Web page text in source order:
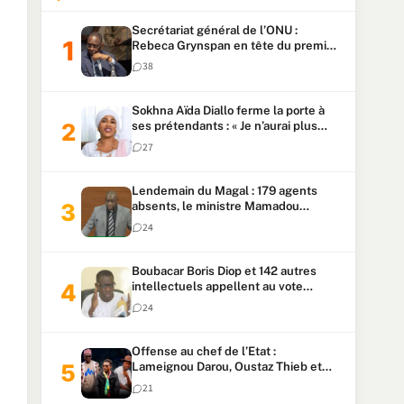
Secrétariat général de l’ONU :
Rebeca Grynspan en tête du premier
vote, Macky Sall pointe à la 5ᵉ place
38
Sokhna Aïda Diallo ferme la porte à
ses prétendants : « Je n’aurai plus
jamais un autre mari »
27
Lendemain du Magal : 179 agents
absents, le ministre Mamadou
Lamine Dianté exige des explications
24
Boubacar Boris Diop et 142 autres
intellectuels appellent au vote
urgent de la révision
constitutionnelle
24
Offense au chef de l’Etat :
Lameignou Darou, Oustaz Thieb et
Ndiaye Touba lourdement
condamnés
21